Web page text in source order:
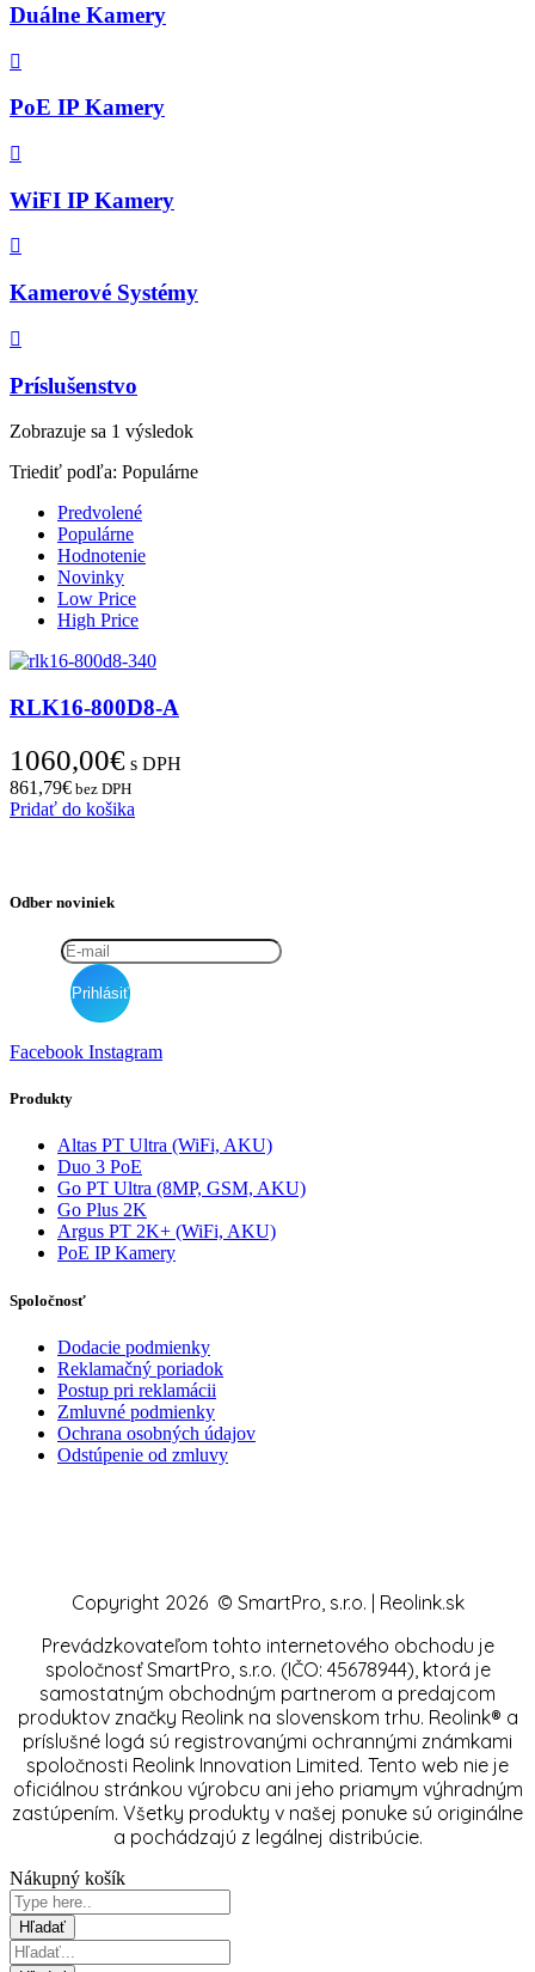
Duálne Kamery
PoE IP Kamery
WiFI IP Kamery
Kamerové Systémy
Príslušenstvo
Zobrazuje sa 1 výsledok
Triediť podľa: Populárne
Predvolené
Populárne
Hodnotenie
Novinky
Low Price
High Price
RLK16-800D8-A
1060,00€ s DPH
861,79€ bez DPH
Pridať do košika
Odber noviniek
Facebook Instagram
Produkty
Altas PT Ultra (WiFi, AKU)
Duo 3 PoE
Go PT Ultra (8MP, GSM, AKU)
Go Plus 2K
Argus PT 2K+ (WiFi, AKU)
PoE IP Kamery
Spoločnosť
Dodacie podmienky
Reklamačný poriadok
Postup pri reklamácii
Zmluvné podmienky
Ochrana osobných údajov
Odstúpenie od zmluvy
Copyright 2026 © SmartPro, s.r.o. | Reolink.sk
Prevádzkovateľom tohto internetového obchodu je
spoločnosť SmartPro, s.r.o. (IČO: 45678944), ktorá je
samostatným obchodným partnerom a predajcom
produktov značky Reolink na slovenskom trhu. Reolink® a
príslušné logá sú registrovanými ochrannými známkami
spoločnosti Reolink Innovation Limited. Tento web nie je
oficiálnou stránkou výrobcu ani jeho priamym výhradným
zastúpením. Všetky produkty v našej ponuke sú originálne
a pochádzajú z legálnej distribúcie.
Nákupný košík